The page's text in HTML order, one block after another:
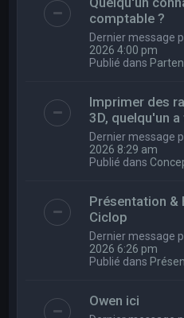
comptable ?
Dernier message
2026 4:00 pm
Publié dans
Imprimer des
3D, quelqu'un a
Dernier message
2026 8:29 am
Publié dans
Présentation &
Ciclop
Dernier message
2026 6:26 pm
Publié dans
Owen ici